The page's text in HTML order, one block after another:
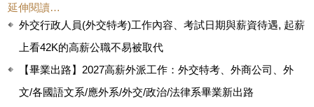
延伸閱讀…
外交行政人員(外交特考)工作內容、考試日期與薪資待遇, 起薪
上看42K的高薪公職不易被取代
【畢業出路】2027高薪外派工作：外交特考、外商公司、外
文/各國語文系/應外系/外交/政治/法律系畢業新出路